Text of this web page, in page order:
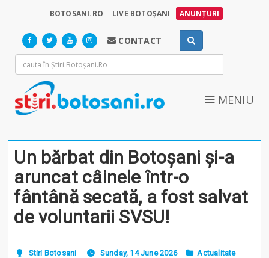
BOTOSANI.RO LIVE BOTOȘANI ANUNȚURI
CONTACT
MENIU
Un bărbat din Botoșani și-a
aruncat câinele într-o
fântână secată, a fost salvat
de voluntarii SVSU!
Stiri Botosani Sunday, 14 June 2026 Actualitate